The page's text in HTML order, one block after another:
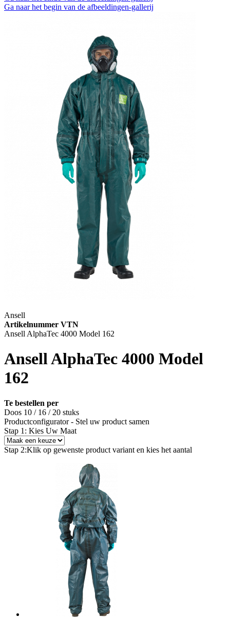
Ga naar het begin van de afbeeldingen-gallerij
Ansell
Artikelnummer VTN
Ansell AlphaTec 4000 Model 162
Ansell AlphaTec 4000 Model
162
Te bestellen per
Doos 10 / 16 / 20 stuks
Productconfigurator - Stel uw product samen
Stap 1: Kies Uw Maat
Stap 2:Klik op gewenste product variant en kies het aantal